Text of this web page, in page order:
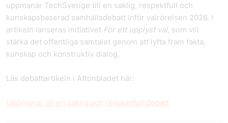
uppmanar TechSverige till en saklig, respektfull och
kunskapsbaserad samhällsdebatt inför valrörelsen 2026. I
artikeln lanseras initiativet För ett upplyst val, som vill
stärka det offentliga samtalet genom att lyfta fram fakta,
kunskap och konstruktiv dialog.
Läs debattartikeln i Aftonbladet här:
Uppmanar till en saklig och respektfull debatt